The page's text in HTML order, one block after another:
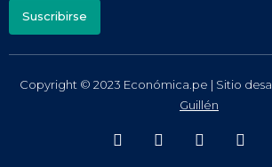
Suscribirse
Copyright © 2023 Económica.pe | Sitio
Guillén